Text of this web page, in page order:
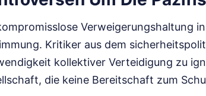
Verweigerungshaltung
Kritiker aus dem
kollektiver Verteidigung zu
die keine Bereitschaft zum